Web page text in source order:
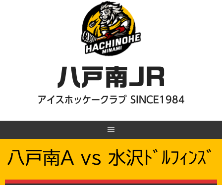
八戸南JR
アイスホッケークラブ SINCE1984
八戸南A vs 水沢ﾄﾞﾙﾌｨﾝｽﾞ